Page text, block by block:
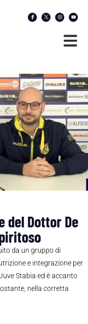
del Dottor De
da un gruppo di
e integrazione per
Stabia ed è accanto
nella corretta